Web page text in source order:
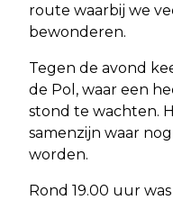
route waarbij we
bewonderen.
Tegen de avond
de Pol, waar een
stond te wachten.
samenzijn waar
worden.
Rond 19.00 uur